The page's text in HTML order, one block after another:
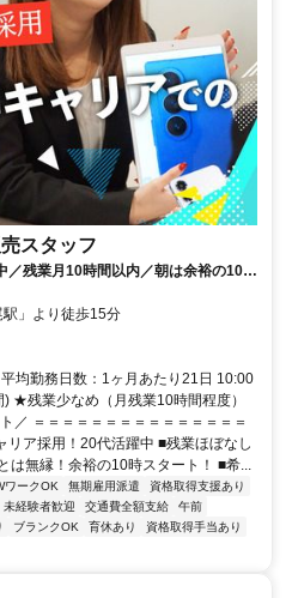
スタッフ
／残業月10時間以内／朝は余裕の10時
」より徒歩15分
均勤務日数：1ヶ月あたり21日 10:00
★残業少なめ（月残業10時間程度）
／ ＝＝＝＝＝＝＝＝＝＝＝＝＝＝＝
リア採用！20代活躍中 ■残業ほぼなし
は無縁！余裕の10時スタート！ ■希...
ワークOK 無期雇用派遣
資格取得支援あり
未経験者歓迎 交通費全額支給
午前
ブランクOK 育休あり
資格取得手当あり